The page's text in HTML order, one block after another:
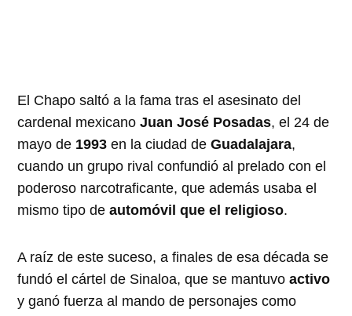
El Chapo saltó a la fama tras el asesinato del
cardenal mexicanoJuan José Posadas, el 24 de
mayo de 1993 en la ciudad deGuadalajara,
cuando un grupo rival confundió al prelado con el
poderoso narcotraficante, que además usaba el
mismo tipo deautomóvil que el religioso.
A raíz de este suceso, a finales de esa década se
fundó el cártel de Sinaloa, que se mantuvoactivo
y ganó fuerza al mando de personajes como